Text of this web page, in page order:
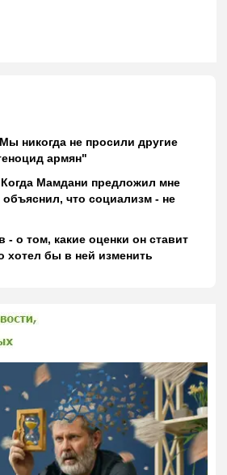
никогда не просили другие
армян"
Мамдани предложил мне
объяснил, что социализм - не
о том, какие оценки он ставит
хотел бы в ней изменить